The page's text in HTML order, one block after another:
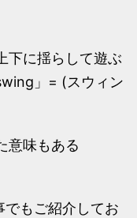
下に揺らして遊ぶ
」= (スウィン
意味もある
でもご紹介してお